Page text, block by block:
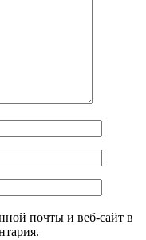
почты и веб-сайт в